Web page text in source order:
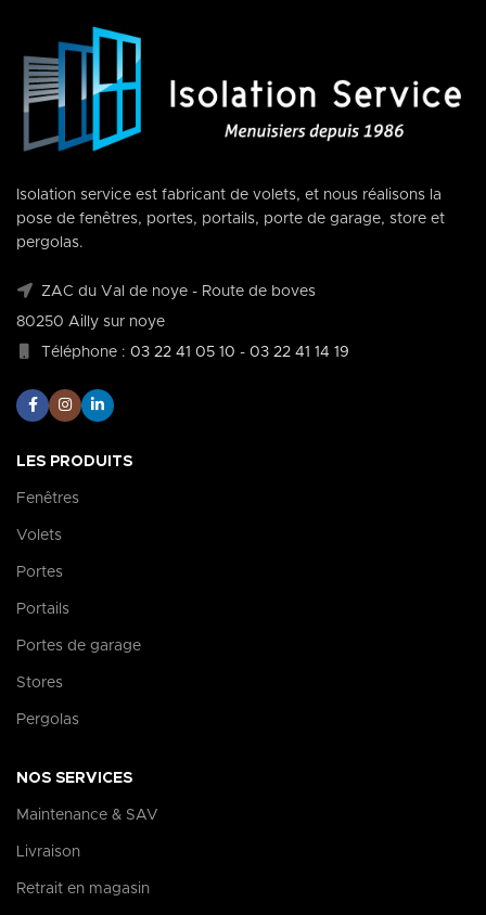
Isolation service est fabricant de volets, et nous réalisons la
pose de fenêtres, portes, portails, porte de garage, store et
pergolas.
ZAC du Val de noye - Route de boves
80250 Ailly sur noye
Téléphone : 03 22 41 05 10 - 03 22 41 14 19
LES PRODUITS
Fenêtres
Volets
Portes
Portails
Portes de garage
Stores
Pergolas
NOS SERVICES
Maintenance & SAV
Livraison
Retrait en magasin